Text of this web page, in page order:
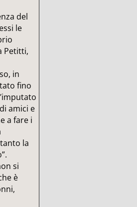
del
le
Petitti,
in
fino
amici e
a fare i
la
si
è